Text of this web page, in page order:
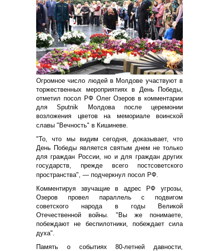
Огромное число людей в Молдове участвуют в
торжественных мероприятиях в День Победы,
отметил посол РФ Олег Озеров в комментарии
для Sputnik Молдова после церемонии
возложения цветов на мемориале воинской
славы "Вечность" в Кишиневе.
"То, что мы видим сегодня, доказывает, что
День Победы является святым днем не только
для граждан России, но и для граждан других
государств, прежде всего постсоветского
пространства", — подчеркнул посол РФ.
Комментируя звучащие в адрес РФ угрозы,
Озеров провел параллель с подвигом
советского народа в годы Великой
Отечественной войны. "Вы же понимаете,
побеждают не беспилотники, побеждает сила
духа".
Память о событиях 80-летней давности,